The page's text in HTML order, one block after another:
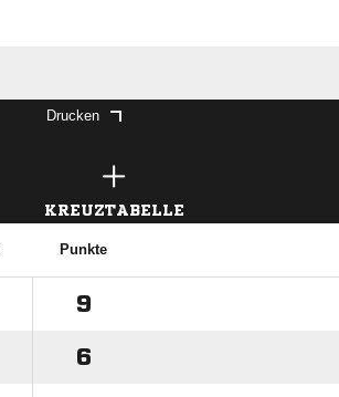
Drucken
KREUZTABELLE
Punkte
9
6